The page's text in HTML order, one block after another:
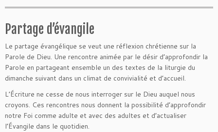
Partage d’évangile
Le partage évangélique se veut une réflexion chrétienne sur la
Parole de Dieu. Une rencontre animée par le désir d’approfondir la
Parole en partageant ensemble un des textes de la liturgie du
dimanche suivant dans un climat de convivialité et d’accueil.
L’Écriture ne cesse de nous interroger sur le Dieu auquel nous
croyons. Ces rencontres nous donnent la possibilité d’approfondir
notre Foi comme adulte et avec des adultes et d’actualiser
l’Évangile dans le quotidien.